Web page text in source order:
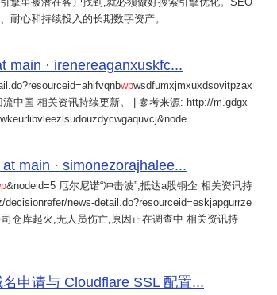
耐心和持续投入的长期数字资产。
main · irenereaganxuskfc...
wpwsdfumxjmxuxdsovitpzax
流中国 相关资讯持续更新。 | 参考来源: http://m.gdgx
main · simonezorajhalee...
&nodeid=5 厄尔尼诺“冲击波”,抵达a股铜企 相关资讯持
decisionrefer/news-detail.do?resourceid=eskjapgurrze
仓库起火,无人员伤亡,原因正在调查中 相关资讯持
申请与 Cloudflare SSL 配置...